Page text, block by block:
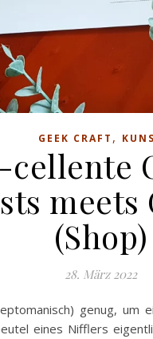
GEEK CRAFT ,
cellente
meets
(Shop)
28. März 2022
genug, um
eines Nifflers